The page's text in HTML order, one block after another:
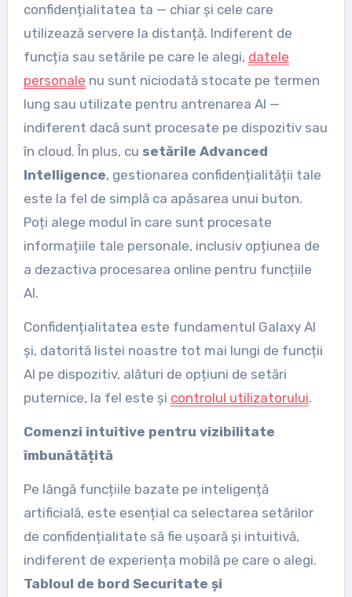
confidențialitatea ta — chiar și cele care
utilizează servere la distanță. Indiferent de
funcția sau setările pe care le alegi, datele
personale nu sunt niciodată stocate pe termen
lung sau utilizate pentru antrenarea AI —
indiferent dacă sunt procesate pe dispozitiv sau
în cloud. În plus, cu setările Advanced
Intelligence, gestionarea confidențialității tale
este la fel de simplă ca apăsarea unui buton.
Poți alege modul în care sunt procesate
informațiile tale personale, inclusiv opțiunea de
a dezactiva procesarea online pentru funcțiile
AI.
Confidențialitatea este fundamentul Galaxy AI
și, datorită listei noastre tot mai lungi de funcții
AI pe dispozitiv, alături de opțiuni de setări
puternice, la fel este și controlul utilizatorului.
Comenzi intuitive pentru vizibilitate
îmbunătățită
Pe lângă funcțiile bazate pe inteligență
artificială, este esențial ca selectarea setărilor
de confidențialitate să fie ușoară și intuitivă,
indiferent de experiența mobilă pe care o alegi.
Tabloul de bord Securitate și